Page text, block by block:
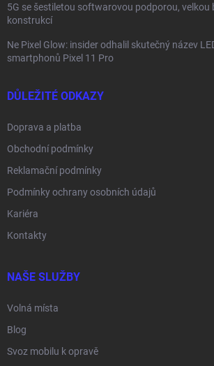
5G se šestiletou softwarovou podporou, velkou
konstrukcí
Ne Pixel Glow: insider odhalil skutečný název
smartphonů Pixel 11 Pro
DŮLEŽITÉ ODKAZY
Doprava a platba
Obchodní podmínky
Reklamační podmínky
Podmínky ochrany osobních údajů
Kariéra
Kontakty
NAŠE SLUŽBY
Volná místa
Blog
Svoz mobilu k opravě